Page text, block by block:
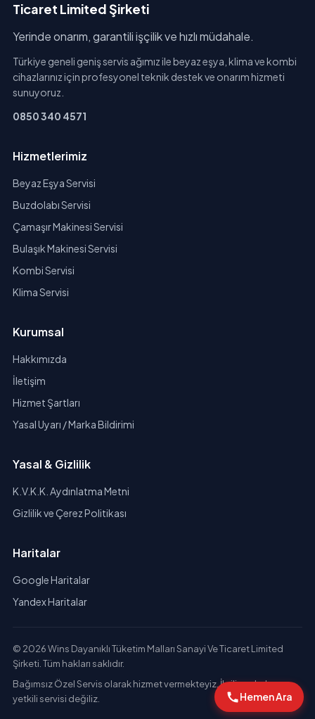
Ticaret Limited Şirketi
Yerinde onarım, garantili işçilik ve hızlı müdahale.
Türkiye geneli geniş servis ağımız ile beyaz eşya, klima ve kombi
cihazlarınız için profesyonel teknik destek ve onarım hizmeti
sunuyoruz.
0850 340 4571
Hizmetlerimiz
Beyaz Eşya Servisi
Buzdolabı Servisi
Çamaşır Makinesi Servisi
Bulaşık Makinesi Servisi
Kombi Servisi
Klima Servisi
Kurumsal
Hakkımızda
İletişim
Hizmet Şartları
Yasal Uyarı / Marka Bildirimi
Yasal & Gizlilik
K.V.K.K. Aydınlatma Metni
Gizlilik ve Çerez Politikası
Haritalar
Google Haritalar
Yandex Haritalar
© 2026 Wins Dayanıklı Tüketim Malları Sanayi Ve Ticaret Limited
Şirketi. Tüm hakları saklıdır.
Bağımsız Özel Servis olarak hizmet vermekteyiz. İlgili markaların
yetkili servisi değiliz.
Hemen Ara